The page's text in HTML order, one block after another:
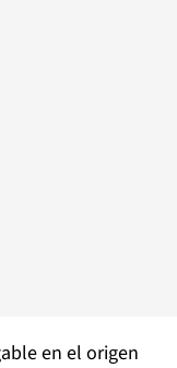
en el origen